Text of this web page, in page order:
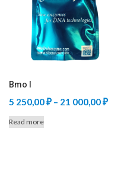
Bmo I
5 250,00₽ – 21 000,00₽Price
Read more